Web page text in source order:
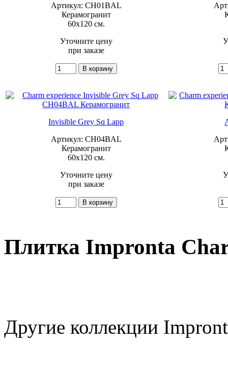
Артикул: CH01BAL
Керамогранит
60x120 см.
Уточните цену
при заказе
Invisible Grey Sq Lapp
Артикул: CH04BAL
Керамогранит
60x120 см.
Уточните цену
при заказе
Плитка Impronta
Другие коллекции